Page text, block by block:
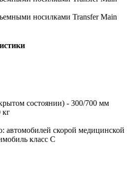
состоянии) - 300/700 мм
кг
автомобилей скорой медицинской
класс С